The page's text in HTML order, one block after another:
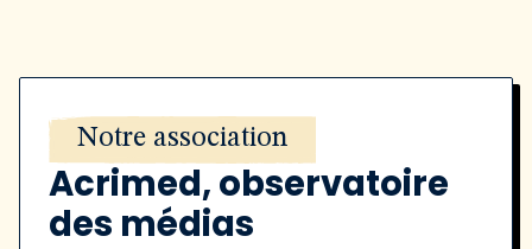
Notre association
Acrimed, observatoire
des médias